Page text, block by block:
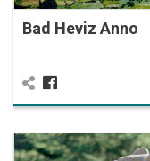
Bad Heviz Anno